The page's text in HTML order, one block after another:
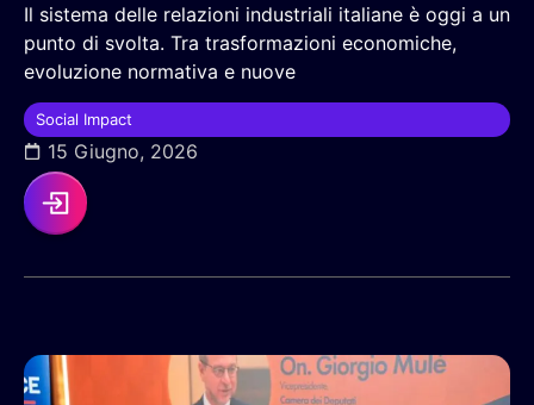
Il sistema delle relazioni industriali italiane è oggi a un
punto di svolta. Tra trasformazioni economiche,
evoluzione normativa e nuove
Social Impact
15 Giugno, 2026